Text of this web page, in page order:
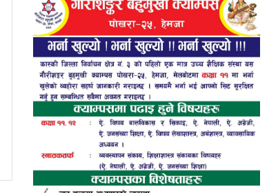
सनफ्लावर बोडिङकी आरतीले ल्याइन् एसइईमा ४
जिपिए